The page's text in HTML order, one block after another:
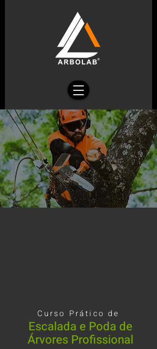
Curso Prático de
Escalada e Poda de
Árvores Profissional